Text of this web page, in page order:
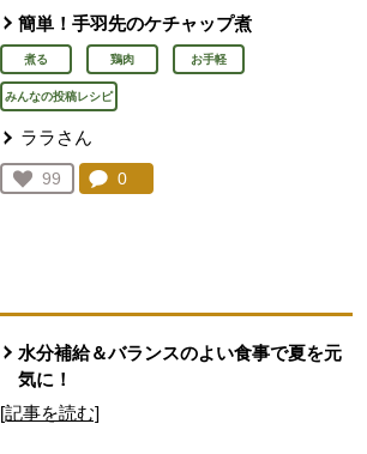
簡単！手羽先のケチャップ煮
煮る 鶏肉 お手軽
みんなの投稿レシピ
ララさん
お気に入り登録：
99
人が登録
コメント：
0
水分補給＆バランスのよい食事で夏を元
気に！
[記事を読む]